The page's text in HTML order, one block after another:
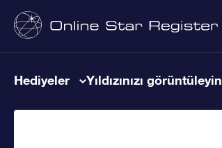
Hediyeler Yıldızınızı görüntüleyin